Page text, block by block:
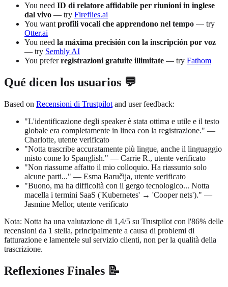
You need ID di relatore affidabile per riunioni in inglese
dal vivo — try Fireflies.ai
You want profili vocali che apprendono nel tempo — try
Otter.ai
You need la máxima precisión con la inscripción por voz
— try Sembly AI
You preferregistrazioni gratuite illimitate — try Fathom
Qué dicen los usuarios 💬
Based on Recensioni di Trustpilot and user feedback:
"L'identificazione degli speaker è stata ottima e utile e il testo
globale era completamente in linea con la registrazione." —
Charlotte, utente verificato
"Notta trascribe accuratamente più lingue, anche il linguaggio
misto come lo Spanglish." — Carrie R., utente verificato
"Non riassume affatto il mio colloquio. Ha riassunto solo
alcune parti..." — Esma Baručija, utente verificato
"Buono, ma ha difficoltà con il gergo tecnologico... Notta
macella i termini SaaS ('Kubernetes' → 'Cooper nets')." —
Jasmine Mellor, utente verificato
Nota: Notta ha una valutazione di 1,4/5 su Trustpilot con l'86% delle
recensioni da 1 stella, principalmente a causa di problemi di
fatturazione e lamentele sul servizio clienti, non per la qualità della
trascrizione.
Reflexiones Finales 📝